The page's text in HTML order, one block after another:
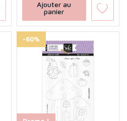
Ajouter au
panier
-60%